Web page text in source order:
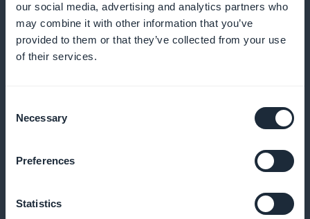
our social media, advertising and analytics partners who
may combine it with other information that you’ve
provided to them or that they’ve collected from your use
of their services.
Selection
Necessary
Preferences
Statistics
Godkjenn direkte betaling uten å åpne en produktfil
Gi kundene beskjed når et nytt øl er tilgjengelig